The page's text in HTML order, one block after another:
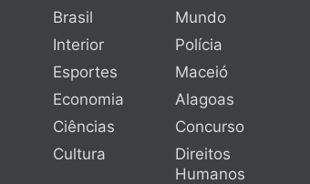
Brasil
Mundo
Interior
Polícia
Esportes
Maceió
Economia
Alagoas
Ciências
Concurso
Cultura
Direitos
Humanos